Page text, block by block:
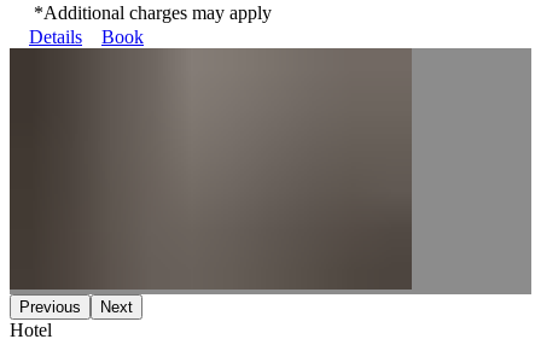
*Additional charges may apply
Details
Book
Previous Next
Hotel